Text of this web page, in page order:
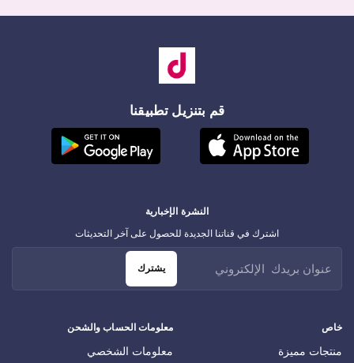
قم بتنزيل تطبيقنا
خاص
منتجات مميزة
معلومات الحساب والشحن
معلومات الشخصي
النشرة الإخبارية
اشترك في قناتنا الجديدة للحصول على آخر التحديثات
يشترك